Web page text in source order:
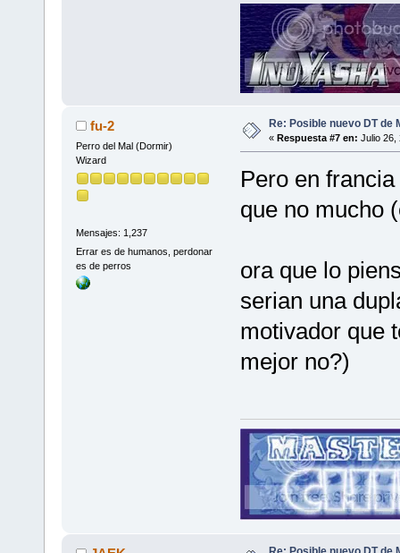
fu-2
Perro del Mal (Dormir)
Wizard
Mensajes: 1,237
Errar es de humanos, perdonar
es de perros
Re: Posible nuevo DT de
« Respuesta #7 en: Julio 26,
Pero en
que no mucho
ora que lo
serian una
motivador que
mejor no?)